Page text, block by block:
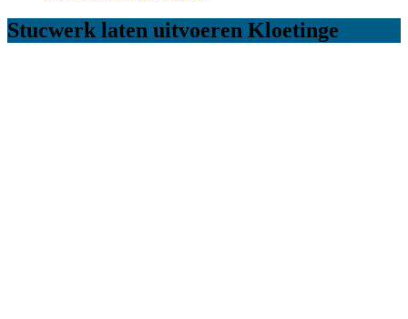
Stucwerk laten uitvoeren Kloetinge